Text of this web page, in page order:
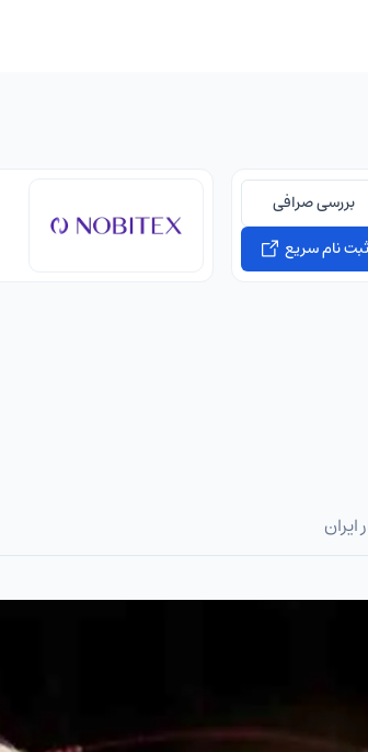
بررسی صرافی
ثبت نام سریع
ایران